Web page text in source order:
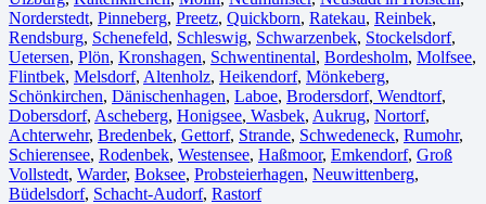
Norderstedt, Pinneberg, Preetz, Quickborn, Ratekau, Reinbek,
Rendsburg, Schenefeld, Schleswig, Schwarzenbek, Stockelsdorf,
Uetersen, Plön, Kronshagen, Schwentinental, Bordesholm, Molfsee,
Flintbek, Melsdorf, Altenholz, Heikendorf, Mönkeberg,
Schönkirchen, Dänischenhagen, Laboe, Brodersdorf, Wendtorf,
Dobersdorf, Ascheberg, Honigsee, Wasbek, Aukrug, Nortorf,
Achterwehr, Bredenbek, Gettorf, Strande, Schwedeneck, Rumohr,
Schierensee, Rodenbek, Westensee, Haßmoor, Emkendorf, Groß
Vollstedt, Warder, Boksee, Probsteierhagen, Neuwittenberg,
Büdelsdorf, Schacht-Audorf, Rastorf